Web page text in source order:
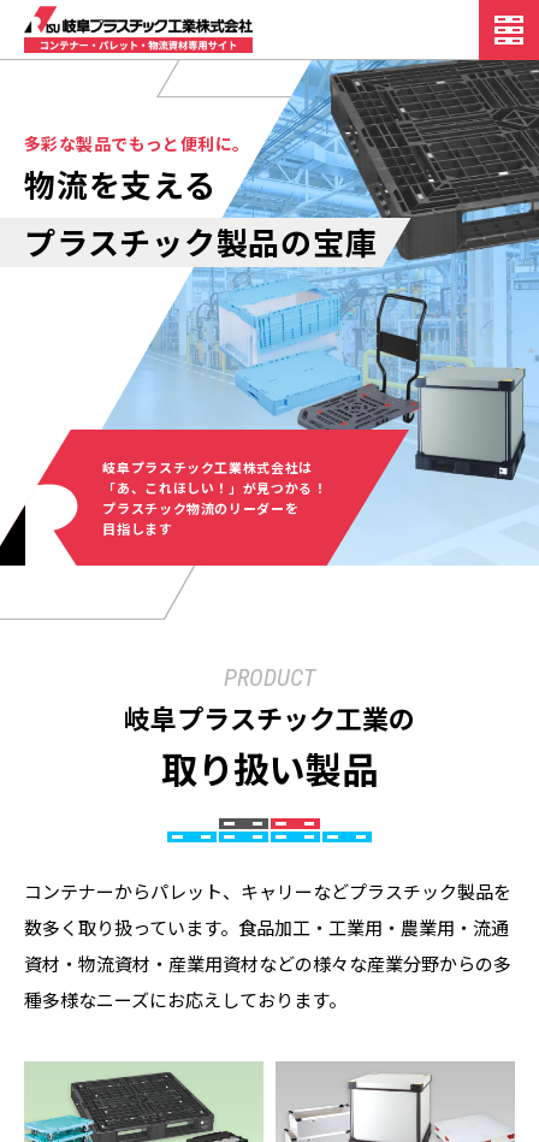
多彩な製品でもっと便利に。
物流を支える
プラスチック製品の宝庫
岐阜プラスチック工業株式会社は
「あ、これほしい！」が見つかる！
プラスチック物流のリーダーを
目指します
PRODUCT
岐阜プラスチック工業の
取り扱い製品
コンテナーからパレット、キャリーなどプラスチック製品を
数多く取り扱っています。食品加工・工業用・農業用・流通
資材・物流資材・産業用資材などの様々な産業分野からの多
種多様なニーズにお応えしております。